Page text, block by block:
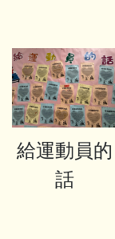
給運動員的
話